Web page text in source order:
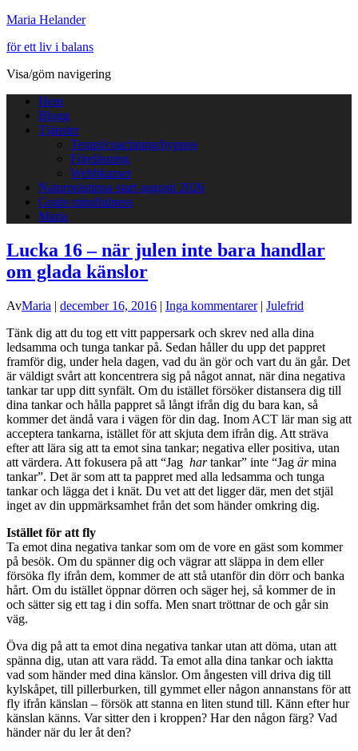
Maria Helander
för ett liv i balans
Visa/göm navigering
Hem
Blogg
Tjänster
Terapi/coachning/hypnos
Föreläsning
Webbkurser
Naturprästinna start augusti 2026
Gratis mindfulness
Maria
Lucka 16 – när julen inte bara handlar
om glada känslor
AvMaria | december 16, 2016 | Inga kommentarer| Julefrid
Tänk dig att du tog ett vitt pappersark och skrev ned alla dina
ledsamma och tunga tankar på. Sedan håller du upp det pappret
framför dig, under hela dagen, vad du än gör och vart du än går. Det
är väldigt svårt att koncentrera sig på något annat, när dina negativa
tankar tar upp ditt synfält. Om du istället försöker distansera dig till
dina tankar och hålla pappret så långt ifrån dig du bara kan, så
kommer det ändå vara i vägen för din dag. Inom ACT lär man sig att
acceptera tankarna, istället för att skjuta dem ifrån dig. Att sträva
efter att lära sig att ta emot sina tankar; negativa eller positiva, utan
att värdera. Att fokusera på att “Jag hartankar” inte “Jag ärmina
tankar”. Det är som att ta pappret med alla ledsamma och tunga
tankar och lägga det i knät. Du vet att det ligger där, men det stjäl
inget av din uppmärksamhet från det som händer omkring dig.
Istället för att fly
Ta emot dina negativa tankar som om de vore en gäst som kommer
på besök. Om du spänner dig och vägrar att släppa in dem eller
försöka fly ifrån dem, kommer de att stå utanför din dörr och banka
hårt. Om du istället öppnar dörren och säger hej, så kommer de in
och sätter sig ett tag i din soffa. Men snart tröttnar de och går sin
väg.
Öva dig på att ta emot dina negativa tankar utan att döma, utan att
spänna dig, utan att vara rädd. Ta emot alla dina tankar och iaktta
vad som händer med dina känslor. Om ångesten vill driva dig till
kylskåpet, till pillerburken, till gymmet eller någon annanstans för att
fly ifrån känslan – försök att stanna en liten stund till. Känn efter hur
känslan känns. Var sitter den i kroppen? Har den någon färg? Vad
händer när du ler åt den?